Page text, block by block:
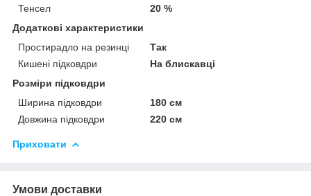
Тенсел
20 %
Додаткові характеристики
Простирадло на резинці
Так
Кишені підковдри
На блискавці
Розміри підковдри
Ширина підковдри
180 см
Довжина підковдри
220 см
Приховати
Умови доставки